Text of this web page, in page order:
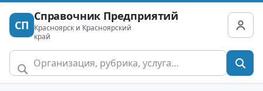
СП
Справочник Предприятий
Красноярск и Красноярский
край